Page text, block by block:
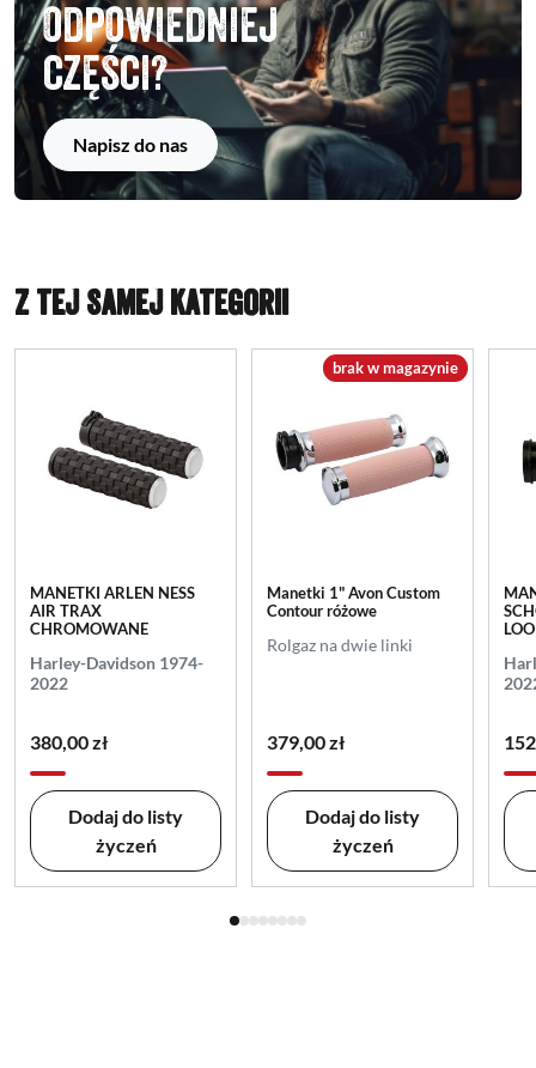
odpowiedniej
części?
Napisz do nas
Z TEJ SAMEJ KATEGORII
MANETKI ARLEN NESS
AIR TRAX
CHROMOWANE
Harley-Davidson 1974-
2022
380,00 zł
Dodaj do listy
życzeń
brak w magazynie
Manetki 1" Avon Custom
Contour różowe
Rolgaz na dwie linki
379,00 zł
Dodaj do listy
życzeń